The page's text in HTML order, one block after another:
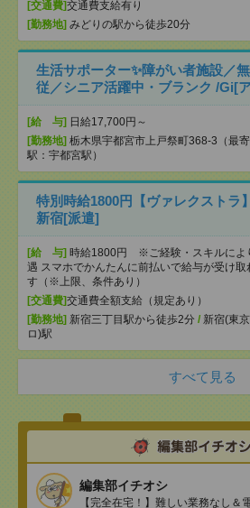
[交通費]交通費支給有り
[勤務地] みどりの駅から徒歩20分
生活サポーター✨障がい者施設／
従／シニア活躍中・ブランク /Gi[
[給 与] 日給17,700円～
[勤務地] 栃木県宇都宮市上戸祭町368-3（最寄
駅：宇都宮駅）
特別時給1800円【ヴァレクストラ
新宿[派遣]
[給 与] 時給1800円 ※ご経験・スキルによ
遇 スマホでかんたんに前払いで給与が受け取
す（※上限、条件あり）
[交通費]交通費全額支給（規定あり）
[勤務地] 新宿三丁目駅から徒歩2分 / 新宿(東
ロ)駅
すべて見る
編集部イチオシ
【完全在宅！】難しい業務なし＆